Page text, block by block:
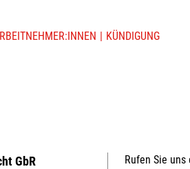
KÜNDIGUNG
GbR
Rufen Sie